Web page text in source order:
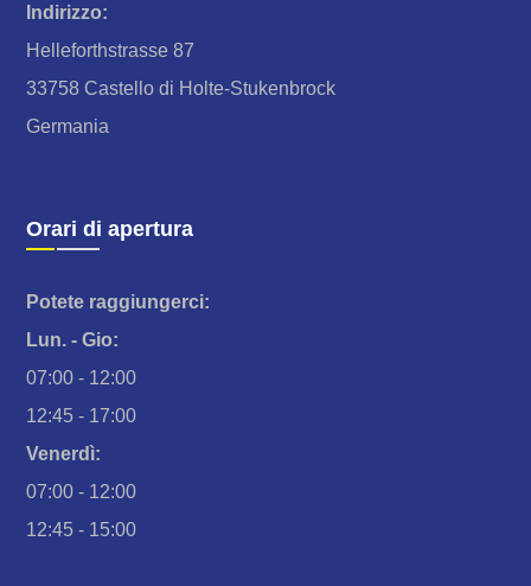
Indirizzo:
Helleforthstrasse 87
33758 Castello di Holte-Stukenbrock
Germania
Orari di apertura
Potete raggiungerci:
Lun. - Gio:
07:00 - 12:00
12:45 - 17:00
Venerdì:
07:00 - 12:00
12:45 - 15:00